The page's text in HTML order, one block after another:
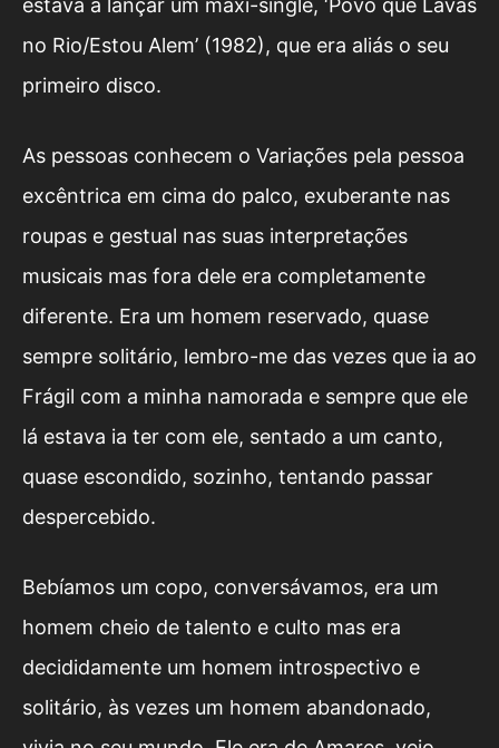
estava a lançar um maxi-single, ‘Povo que Lavas
no Rio/Estou Alem’ (1982), que era aliás o seu
primeiro disco.
As pessoas conhecem o Variações pela pessoa
excêntrica em cima do palco, exuberante nas
roupas e gestual nas suas interpretações
musicais mas fora dele era completamente
diferente. Era um homem reservado, quase
sempre solitário, lembro-me das vezes que ia ao
Frágil com a minha namorada e sempre que ele
lá estava ia ter com ele, sentado a um canto,
quase escondido, sozinho, tentando passar
despercebido.
Bebíamos um copo, conversávamos, era um
homem cheio de talento e culto mas era
decididamente um homem introspectivo e
solitário, às vezes um homem abandonado,